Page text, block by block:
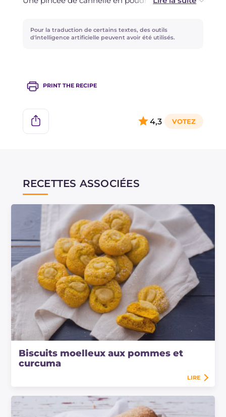
aromatiques !
Pour la traduction de certains textes, des outils
d'intelligence artificielle peuvent avoir été utilisés.
PRINT THE RECIPE
4,3
RECETTES ASSOCIÉES
Biscuits moelleux aux pommes et
curcuma
LIRE